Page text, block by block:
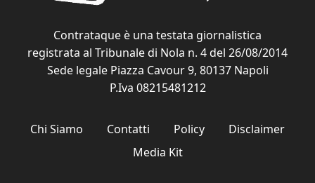
Contrataque è una testata giornalistica
registrata al Tribunale di Nola n. 4 del 26/08/2014
Sede legale Piazza Cavour 9, 80137 Napoli
P.Iva 08215481212
Chi Siamo Contatti Policy
Disclaimer
Media Kit